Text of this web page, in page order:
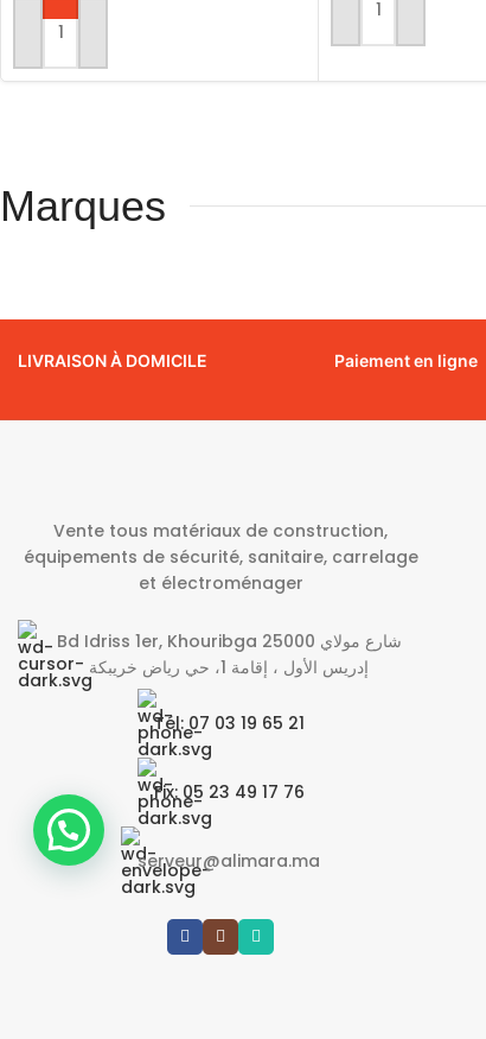
AJOUTER AU PANIER
AJOUTER AU
Marques
LIVRAISON À DOMICILE Paiement en ligne
Vente tous matériaux de construction,
équipements de sécurité, sanitaire, carrelage
et électroménager
Bd Idriss 1er, Khouribga 25000 شارع مولاي
إدريس الأول ، إقامة 1، حي رياض خريبكة
Tél: 07 03 19 65 21
Fix: 05 23 49 17 76
serveur@alimara.ma